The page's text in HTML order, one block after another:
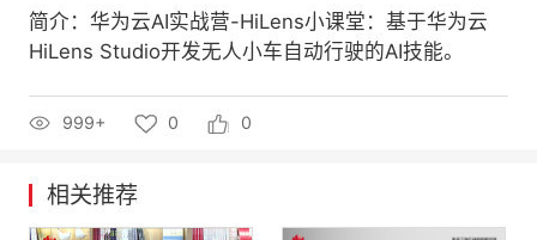
发
者
开
发
的
Programs
我
的
简介：华为云AI实战营-HiLens小课堂：基于华为云
HiLens Studio开发无人小车自动行驶的AI技能。
999+ 0 0
相关推荐